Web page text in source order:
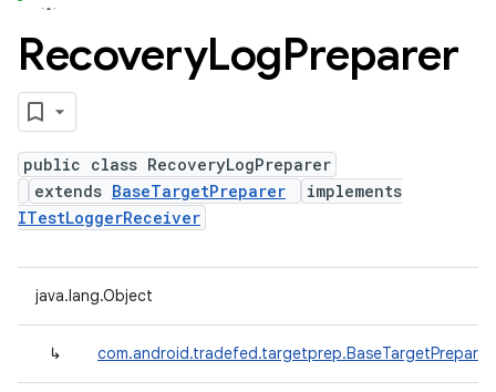
RecoveryLogPreparer
public class RecoveryLogPreparer
extends BaseTargetPreparer
implements
ITestLoggerReceiver
java.lang.Object
↳ com.android.tradefed.targetprep.BaseTargetPreparer